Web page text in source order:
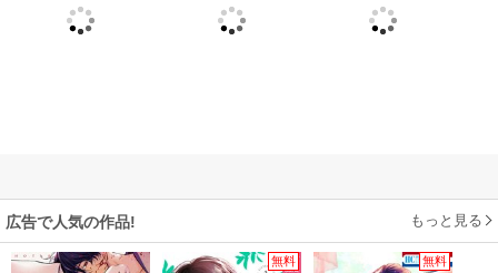
広告で人気の作品! もっと見る
無料 無料